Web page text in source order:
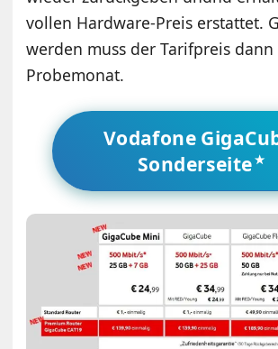
vollen Hardware-Preis erstattet.
werden muss der Tarifpreis
Probemonat.
Vodafone
Sonderseite